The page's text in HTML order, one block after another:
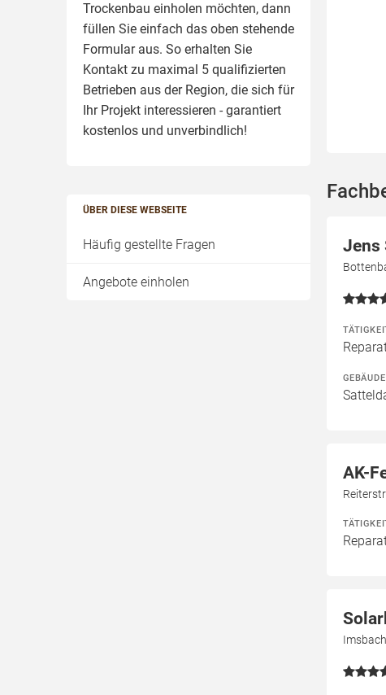
Trockenbau einholen möchten, dann
füllen Sie einfach das oben stehende
Formular aus. So erhalten Sie
Kontakt zu maximal 5 qualifizierten
Betrieben aus der Region, die sich für
Ihr Projekt interessieren - garantiert
kostenlos und unverbindlich!
ÜBER DIESE WEBSEITE
Häufig gestellte Fragen
Angebote einholen
Jens
AK-